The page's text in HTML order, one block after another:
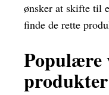
ønsker at skifte til
finde de rette
Populære
produkter